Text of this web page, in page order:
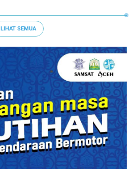
LIHAT SEMUA